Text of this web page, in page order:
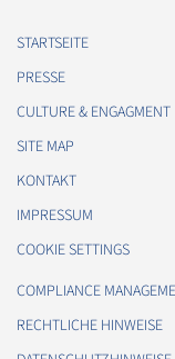
STARTSEITE
PRESSE
CULTURE & ENGAGMENT
SITE MAP
KONTAKT
IMPRESSUM
COOKIE SETTINGS
COMPLIANCE
RECHTLICHE HINWEISE